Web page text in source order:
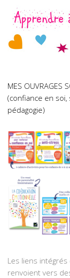
MES OUVRAGES
(confiance en
pédagogie)
Les liens
renvoient vers